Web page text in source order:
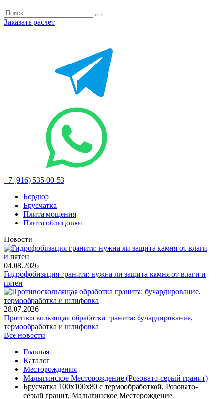
Заказать расчет
+7 (916) 535-00-53
Бордюр
Брусчатка
Плита мощения
Плита облицовки
Новости
04.08.2026
Гидрофобизация гранита: нужна ли защита камня от влаги и
пятен
28.07.2026
Противоскользящая обработка гранита: бучардирование,
термообработка и шлифовка
Все новости
Главная
Каталог
Месторождения
Малыгинское Месторождение (Розовато-серый гранит)
Брусчатка 100x100x80 с термообработкой, Розовато-
серый гранит, Малыгинское Месторождение